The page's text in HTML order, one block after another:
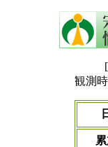
観測